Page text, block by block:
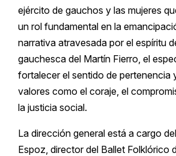
ejército de gauchos y las mujeres
un rol fundamental en la
narrativa atravesada por el espíritu
gauchesca del Martín Fierro, el
fortalecer el sentido de pertenencia
valores como el coraje, el
la justicia social.
La dirección general está a cargo
Espoz, director del Ballet Folklórico